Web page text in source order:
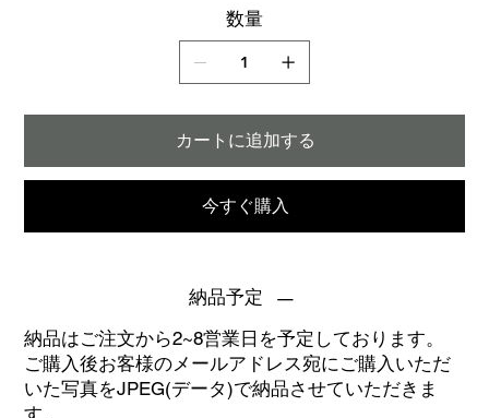
数量
カートに追加する
今すぐ購入
納品予定
納品はご注文から2~8営業日を予定しております。
ご購入後お客様のメールアドレス宛にご購入いただ
いた写真をJPEG(データ)で納品させていただきま